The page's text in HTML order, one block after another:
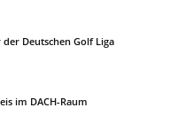
Deutschen Golf Liga
im DACH-Raum